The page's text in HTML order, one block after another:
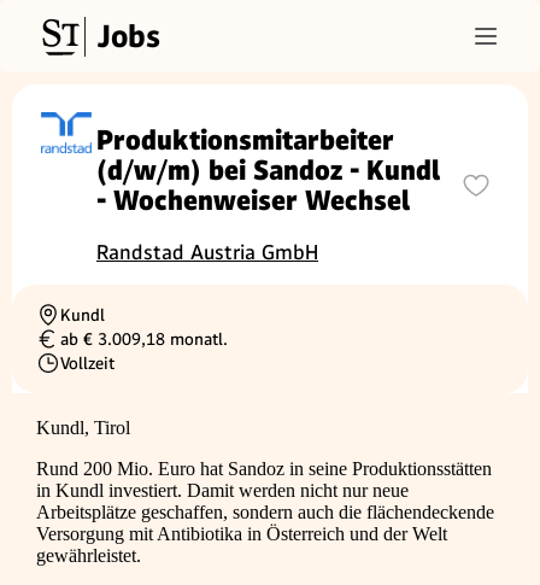
Jobs
Produktionsmitarbeiter
(d/w/m) bei Sandoz - Kundl
- Wochenweiser Wechsel
Randstad Austria GmbH
Ortschaft
Kundl
Gehalt
ab € 3.009,18 monatl.
Beschäftigungsart
Vollzeit
Kundl, Tirol
Rund 200 Mio. Euro hat Sandoz in seine Produktionsstätten
in Kundl investiert. Damit werden nicht nur neue
Arbeitsplätze geschaffen, sondern auch die flächendeckende
Versorgung mit Antibiotika in Österreich und der Welt
gewährleistet.